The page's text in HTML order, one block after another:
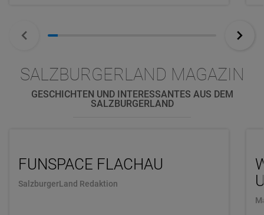
SALZBURGERLAND MAGAZIN
GESCHICHTEN UND INTERESSANTES AUS DEM
SALZBURGERLAND
FUNSPACE FLACHAU
SalzburgerLand Redaktion